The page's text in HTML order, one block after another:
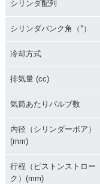
シリンダ配列
シリンダバンク角（°）
冷却方式
排気量 (cc)
気筒あたりバルブ数
内径（シリンダーボア）
(mm)
行程（ピストンストロー
ク）(mm)